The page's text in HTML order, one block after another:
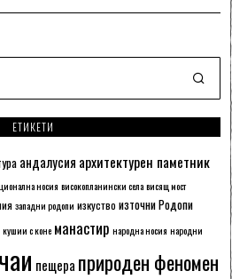
ЕТИКЕТИ
андалусия архитектурен паметник
носия високопланински села висящ мост
западни родопи изкуство източни Родопи
кушии с коне манастир народна носия народни
пещера природен феномен